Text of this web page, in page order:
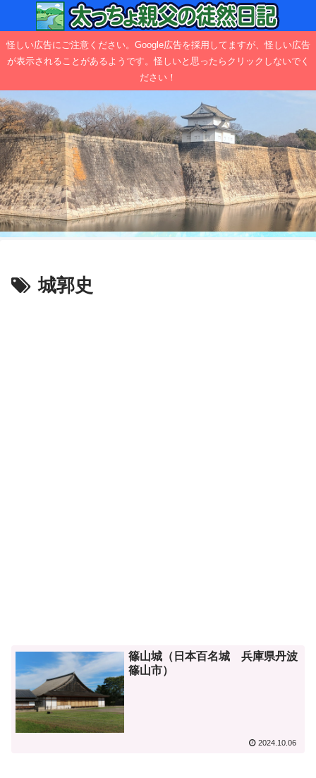
怪しい広告にご注意ください。Google広告を採用してますが、怪しい広告
が表示されることがあるようです。怪しいと思ったらクリックしないでく
ださい！
城郭史
篠山城（日本百名城 兵庫県丹波
篠山市）
2024.10.06